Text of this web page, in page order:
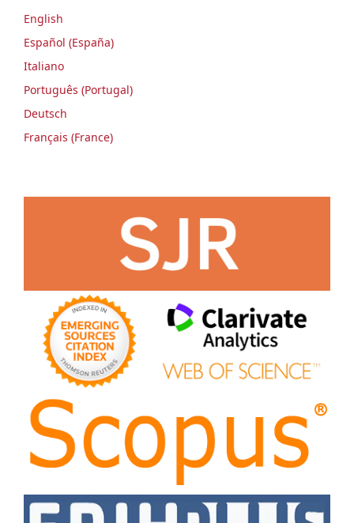
English
Español (España)
Italiano
Português (Portugal)
Deutsch
Français (France)